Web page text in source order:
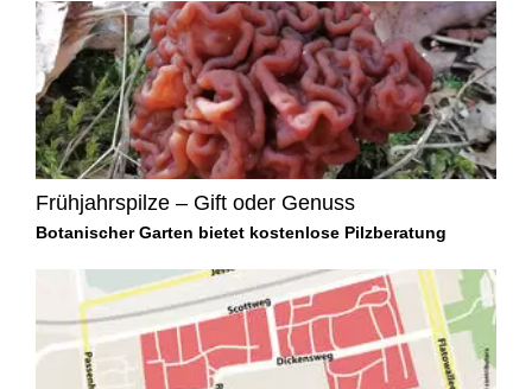
Frühjahrspilze – Gift oder Genuss
Botanischer Garten bietet kostenlose Pilzberatung